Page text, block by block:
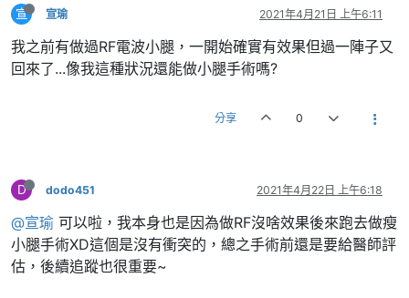
宣 宣瑜 2021年4月21日 上午6:11
我之前有做過RF電波小腿，一開始確實有效果但過一陣子又
回來了...像我這種狀況還能做小腿手術嗎?
分享 0
D dodo451 2021年4月22日 上午6:18
@宣瑜 可以啦，我本身也是因為做RF沒啥效果後來跑去做瘦
小腿手術XD這個是沒有衝突的，總之手術前還是要給醫師評
估，後續追蹤也很重要~